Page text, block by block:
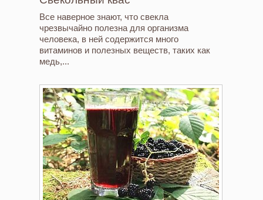
Все наверное знают, что свекла
чрезвычайно полезна для организма
человека, в ней содержится много
витаминов и полезных веществ, таких как
медь,...